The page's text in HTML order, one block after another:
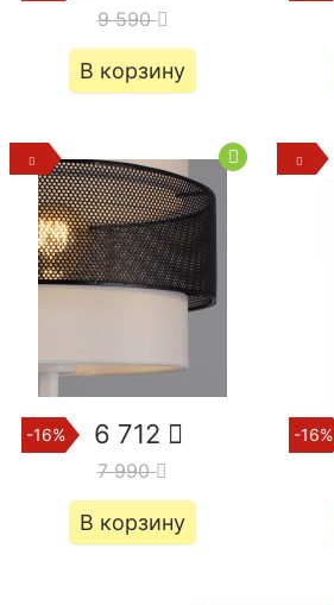
9 590
В корзину
-16% 6 712
7 990
В корзину
-16%